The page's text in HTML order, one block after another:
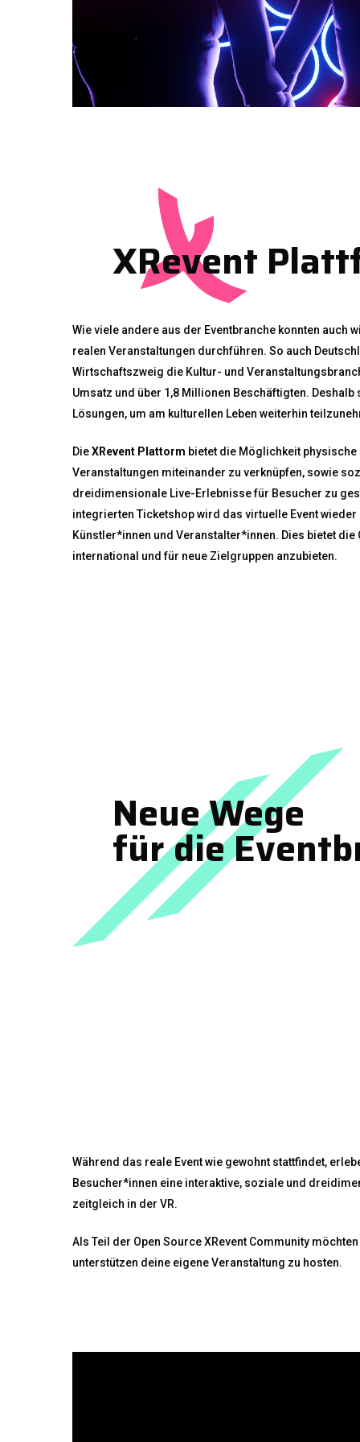
XRevent
Wie viele andere aus der Eventbranche konnten auch
realen Veranstaltungen durchführen. So auch
Wirtschaftszweig die Kultur- und
Umsatz und über 1,8 Millionen Beschäftigten. Deshalb
Lösungen, um am kulturellen Leben weiterhin
DieXRevent Plattorm bietet die Möglichkeit
Veranstaltungen miteinander zu verknüpfen, sowie
dreidimensionale Live-Erlebnisse für Besucher zu
integrierten Ticketshop wird das virtuelle Event
Künstler*innen und Veranstalter*innen. Dies bietet die
international und für neue Zielgruppen anzubieten.
Neue Wege
für die
Während das reale Event wie gewohnt stattfindet,
Besucher*innen eine interaktive, soziale und
zeitgleich in der VR.
Als Teil der Open Source XRevent Community
unterstützen deine eigene Veranstaltung zu hosten.